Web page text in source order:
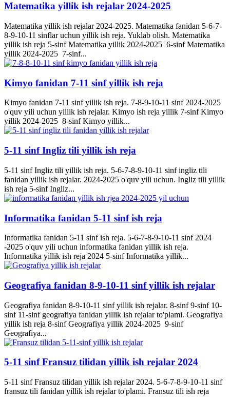
Matematika yillik ish rejalar 2024-2025
Matematika yillik ish rejalar 2024-2025. Matematika fanidan 5-6-7-
8-9-10-11 sinflar uchun yillik ish reja. Yuklab olish. Matematika
yillik ish reja 5-sinf Matematika yillik 2024-2025 6-sinf Matematika
yillik 2024-2025 7-sinf...
Kimyo fanidan 7-11 sinf yillik ish reja
Kimyo fanidan 7-11 sinf yillik ish reja. 7-8-9-10-11 sinf 2024-2025
o'quv yili uchun yillik ish rejalar. Kimyo ish reja yillik 7-sinf Kimyo
yillik 2024-2025 8-sinf Kimyo yillik...
5-11 sinf Ingliz tili yillik ish reja
5-11 sinf Ingliz tili yillik ish reja. 5-6-7-8-9-10-11 sinf ingliz tili
fanidan yillik ish rejalar. 2024-2025 o'quv yili uchun. Ingliz tili yillik
ish reja 5-sinf Ingliz...
Informatika fanidan 5-11 sinf ish reja
Informatika fanidan 5-11 sinf ish reja. 5-6-7-8-9-10-11 sinf 2024
-2025 o'quv yili uchun informatika fanidan yillik ish reja.
Informatika yillik ish reja 2024 5-sinf Informatika yillik...
Geografiya fanidan 8-9-10-11 sinf yillik ish rejalar
Geografiya fanidan 8-9-10-11 sinf yillik ish rejalar. 8-sinf 9-sinf 10-
sinf 11-sinf geografiya fanidan yillik ish rejalar to'plami. Geografiya
yillik ish reja 8-sinf Geografiya yillik 2024-2025 9-sinf
Geografiya...
5-11 sinf Fransuz tilidan yillik ish rejalar 2024
5-11 sinf Fransuz tilidan yillik ish rejalar 2024. 5-6-7-8-9-10-11 sinf
fransuz tili fanidan yillik ish rejalar to'plami. Fransuz tili ish reja